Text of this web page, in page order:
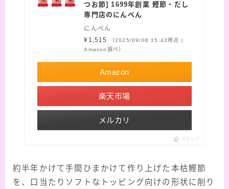
つお節] 1699年創業 鰹節・だし
専門店のにんべん
にんべん
¥1,515
（2025/09/08 15:42時点 |
Amazon調べ）
Amazon
楽天市場
メルカリ
ポチップ
約半年かけて手間ひまかけて作り上げた本枯鰹節
を、口当たりソフトなトッピング向けの形状に削り